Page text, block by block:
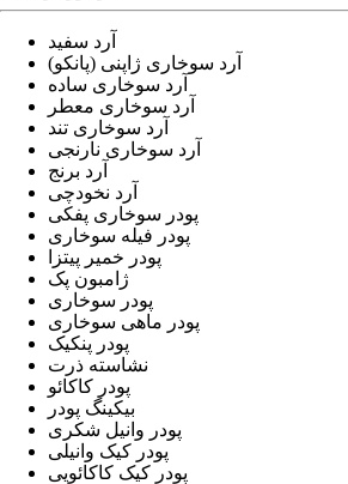
آرد سفید
آرد سوخاری ژاپنی (پانکو)
آرد سوخاری ساده
آرد سوخاری معطر
آرد سوخاری تند
آرد سوخاری نارنجی
آرد برنج
آرد نخودچی
پودر سوخاری پفکی
پودر فیله سوخاری
پودر خمیر پیتزا
ژامبون پک
پودر سوخاری
پودر ماهی سوخاری
پودر پنکیک
نشاسته ذرت
پودر کاکائو
بیکینگ پودر
پودر وانیل شکری
پودر کیک وانیلی
پودر کیک کاکائویی